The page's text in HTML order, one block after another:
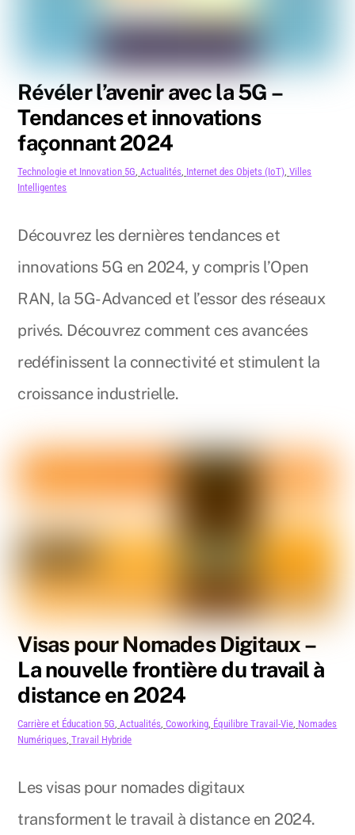
Révéler l’avenir avec la 5G –
Tendances et innovations
façonnant 2024
Technologie et Innovation 5G,Actualités, Internet des Objets (IoT),Villes
Intelligentes
Découvrez les dernières tendances et
innovations 5G en 2024, y compris l’Open
RAN, la 5G-Advanced et l’essor des réseaux
privés. Découvrez comment ces avancées
redéfinissent la connectivité et stimulent la
croissance industrielle.
Visas pour Nomades Digitaux –
La nouvelle frontière du travail à
distance en 2024
Carrière et Éducation 5G ,Actualités ,Coworking Équilibre Travail-Vie Nomades
Numériques ,Travail Hybride
Les visas pour nomades digitaux
transforment le travail à distance en 2024.